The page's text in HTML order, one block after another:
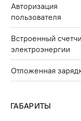
Авторизация
пользователя
Встроенный
электроэнергии
Отложенная
ГАБАРИТЫ